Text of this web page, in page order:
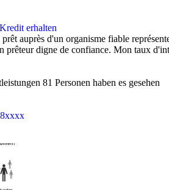
erhalten
auprès d'un organisme fiable
digne de confiance. Mon taux
81 Personen haben es gesehen